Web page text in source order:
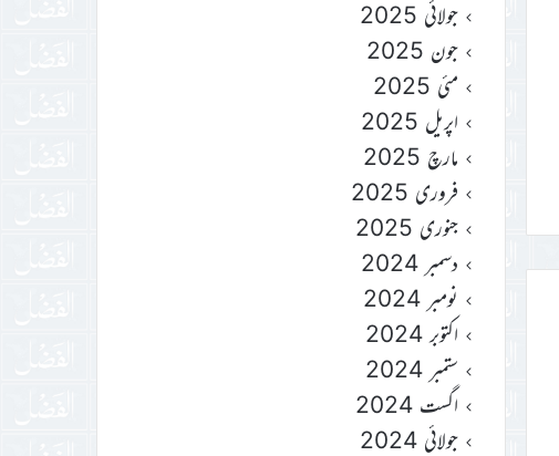
جولائی 2025
جون 2025
مئی 2025
اپریل 2025
مارچ 2025
فروری 2025
جنوری 2025
دسمبر 2024
نومبر 2024
اکتوبر 2024
ستمبر 2024
اگست 2024
جولائی 2024